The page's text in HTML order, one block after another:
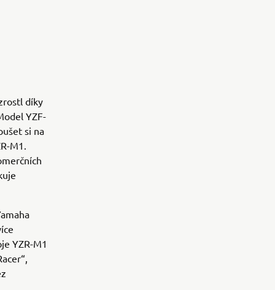
díky
YZF-
si na
M1.
YZR-M1